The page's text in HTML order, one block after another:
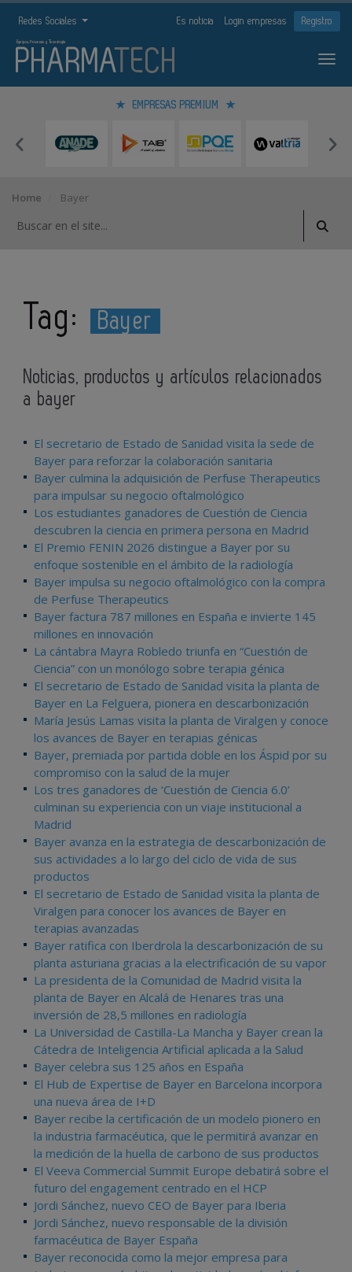
Redes Sociales Es noticia Login empresas Registro
EMPRESAS PREMIUM
Home Bayer
Tag: Bayer
Noticias, productos y artículos relacionados
a bayer
El secretario de Estado de Sanidad visita la sede de
Bayer para reforzar la colaboración sanitaria
Bayer culmina la adquisición de Perfuse Therapeutics
para impulsar su negocio oftalmológico
Los estudiantes ganadores de Cuestión de Ciencia
descubren la ciencia en primera persona en Madrid
El Premio FENIN 2026 distingue a Bayer por su
enfoque sostenible en el ámbito de la radiología
Bayer impulsa su negocio oftalmológico con la compra
de Perfuse Therapeutics
Bayer factura 787 millones en España e invierte 145
millones en innovación
La cántabra Mayra Robledo triunfa en “Cuestión de
Ciencia” con un monólogo sobre terapia génica
El secretario de Estado de Sanidad visita la planta de
Bayer en La Felguera, pionera en descarbonización
María Jesús Lamas visita la planta de Viralgen y conoce
los avances de Bayer en terapias génicas
Bayer, premiada por partida doble en los Áspid por su
compromiso con la salud de la mujer
Los tres ganadores de ‘Cuestión de Ciencia 6.0’
culminan su experiencia con un viaje institucional a
Madrid
Bayer avanza en la estrategia de descarbonización de
sus actividades a lo largo del ciclo de vida de sus
productos
El secretario de Estado de Sanidad visita la planta de
Viralgen para conocer los avances de Bayer en
terapias avanzadas
Bayer ratifica con Iberdrola la descarbonización de su
planta asturiana gracias a la electrificación de su vapor
La presidenta de la Comunidad de Madrid visita la
planta de Bayer en Alcalá de Henares tras una
inversión de 28,5 millones en radiología
La Universidad de Castilla-La Mancha y Bayer crean la
Cátedra de Inteligencia Artificial aplicada a la Salud
Bayer celebra sus 125 años en España
El Hub de Expertise de Bayer en Barcelona incorpora
una nueva área de I+D
Bayer recibe la certificación de un modelo pionero en
la industria farmacéutica, que le permitirá avanzar en
la medición de la huella de carbono de sus productos
El Veeva Commercial Summit Europe debatirá sobre el
futuro del engagement centrado en el HCP
Jordi Sánchez, nuevo CEO de Bayer para Iberia
Jordi Sánchez, nuevo responsable de la división
farmacéutica de Bayer España
Bayer reconocida como la mejor empresa para